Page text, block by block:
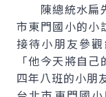
陳總統水扁先
市東門國小的小
接待小朋友參
「他今天將自
四年八班的小朋